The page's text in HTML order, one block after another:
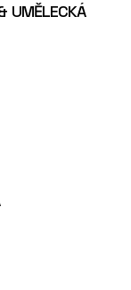
UMĚLECKÁ